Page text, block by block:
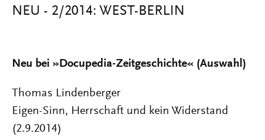
NEU - 2/2014: WEST-BERLIN
Neu bei »Docupedia-Zeitgeschichte« (Auswahl)
Thomas Lindenberger
Eigen-Sinn, Herrschaft und kein Widerstand
(2.9.2014)